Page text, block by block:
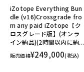
iZotope Everything Bun
dle (v16)Crossgrade fro
m any paid iZotope【ク
ロスグレード版】(オンラ
イン納品)(2時間以内に納...
販売価格¥249,000(税込)